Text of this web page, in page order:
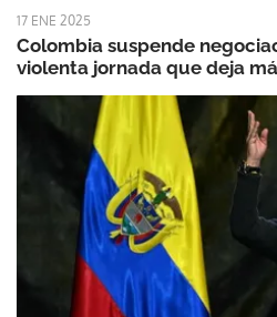
17 ENE 2025
Colombia suspende
violenta jornada que deja